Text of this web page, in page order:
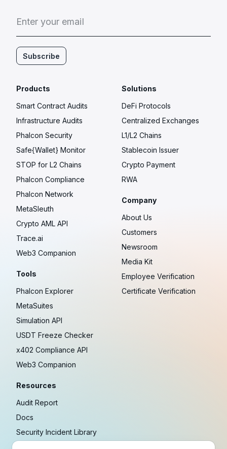
Enter your email
Subscribe
Products
Smart Contract Audits
Infrastructure Audits
Phalcon Security
Safe{Wallet} Monitor
STOP for L2 Chains
Phalcon Compliance
Phalcon Network
MetaSleuth
Crypto AML API
Trace.ai
Web3 Companion
Tools
Phalcon Explorer
MetaSuites
Simulation API
USDT Freeze Checker
x402 Compliance API
Web3 Companion
Resources
Audit Report
Docs
Security Incident Library
Solutions
DeFi Protocols
Centralized Exchanges
L1/L2 Chains
Stablecoin Issuer
Crypto Payment
RWA
Company
About Us
Customers
Newsroom
Media Kit
Employee Verification
Certificate Verification